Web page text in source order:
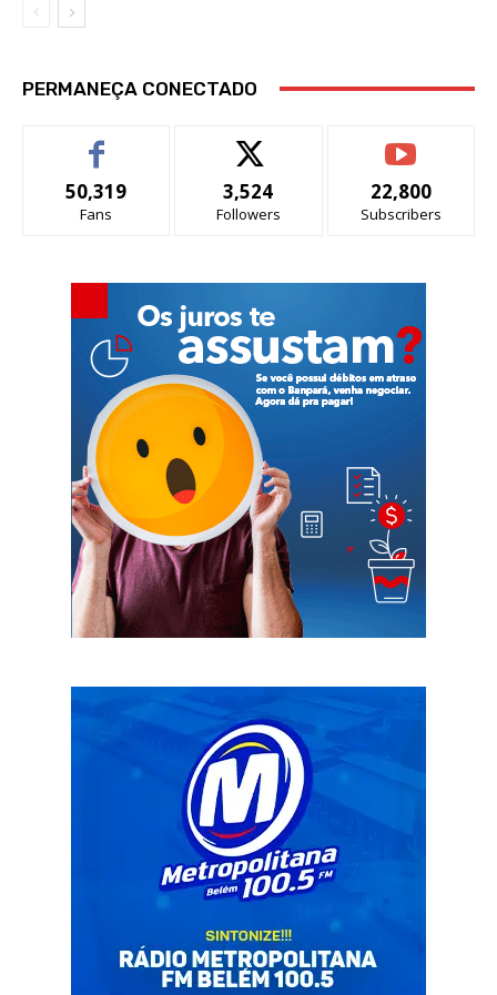
PERMANEÇA CONECTADO
50,319
Fans
3,524
Followers
22,800
Subscribers